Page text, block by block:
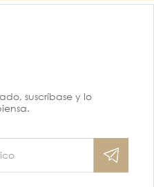
suscríbase y lo